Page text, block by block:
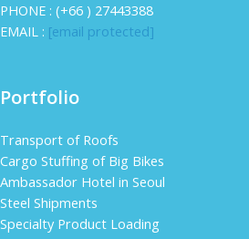
PHONE : (+66 ) 27443388
EMAIL : [email protected]
Portfolio
Transport of Roofs
Cargo Stuffing of Big Bikes
Ambassador Hotel in Seoul
Steel Shipments
Specialty Product Loading